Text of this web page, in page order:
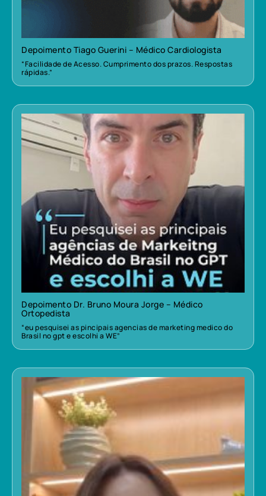
Depoimento Tiago Guerini – Médico Cardiologista
“Facilidade de Acesso. Cumprimento dos prazos. Respostas
rápidas.”
Depoimento Dr. Bruno Moura Jorge – Médico
Ortopedista
“eu pesquisei as pincipais agencias de marketing medico do
Brasil no gpt e escolhi a WE”